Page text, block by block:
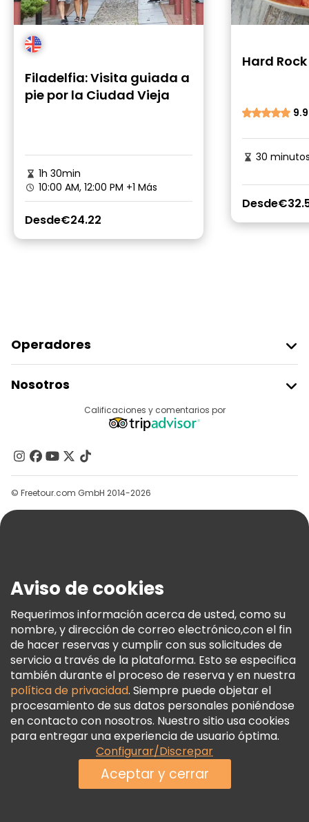
Filadelfia: Visita guiada a
pie por la Ciudad Vieja
1h 30min
10:00 AM, 12:00 PM +1 Más
Desde€24.22
Hard
9.9
30
Desde
Operadores
Acceder Como Proveedor
Programa De Afiliados
Nosotros
Contacto
Grupos
Ayuda
Términos E Información Legal
Política De Cookies
Freetour Premios
Programa De Fidelidad
Calificaciones y comentarios por
© Freetour.com GmbH 2014-2026
Aviso de cookies
Requerimos información acerca de usted, como su
nombre, y dirección de correo electrónico,con el fin
de hacer reservas y cumplir con sus solicitudes de
servicio a través de la plataforma. Esto se especifica
también durante el proceso de reserva y en nuestra
política de privacidad. Siempre puede objetar el
procesamiento de sus datos personales poniéndose
en contacto con nosotros. Nuestro sitio usa cookies
para entregar una experiencia de usuario óptima.
Configurar/Discrepar
Aceptar y cerrar